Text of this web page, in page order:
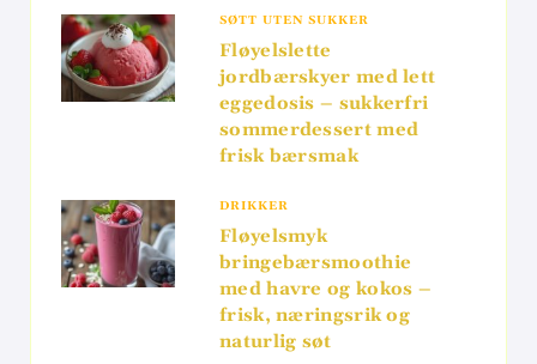
SØTT UTEN SUKKER
Fløyelslette
jordbærskyer med lett
eggedosis – sukkerfri
sommerdessert med
frisk bærsmak
DRIKKER
Fløyelsmyk
bringebærsmoothie
med havre og kokos –
frisk, næringsrik og
naturlig søt